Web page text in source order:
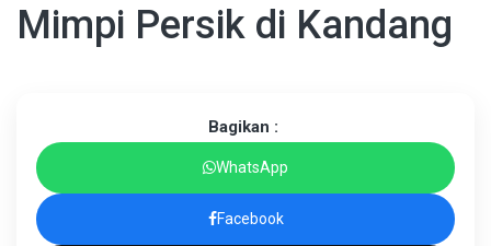
Mimpi Persik di Kandang
Bagikan :
WhatsApp
Facebook